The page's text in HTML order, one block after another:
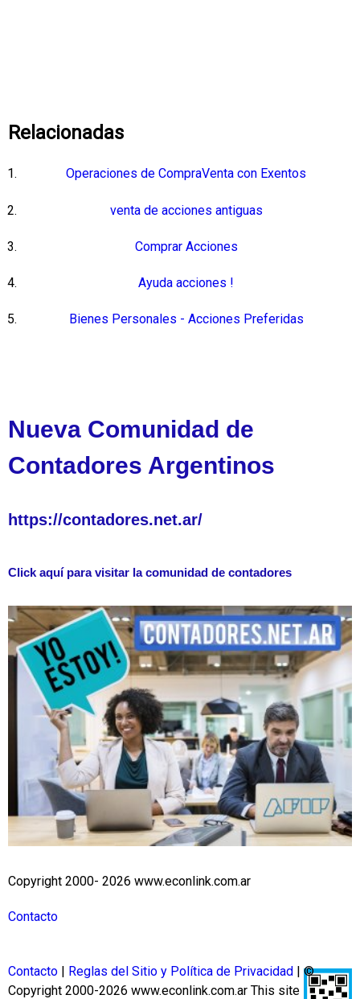
Relacionadas
Operaciones de CompraVenta con Exentos
venta de acciones antiguas
Comprar Acciones
Ayuda acciones !
Bienes Personales - Acciones Preferidas
Nueva Comunidad de
Contadores Argentinos
https://contadores.net.ar/
Click aquí para visitar la comunidad de contadores
Copyright 2000- 2026 www.econlink.com.ar
Contacto
Contacto | Reglas del Sitio y Política de Privacidad | ©
Copyright 2000-2026 www.econlink.com.ar This site